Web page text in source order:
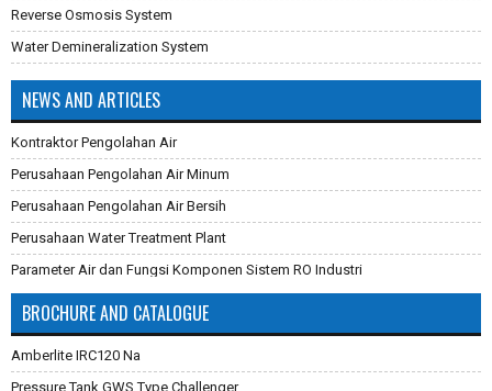
Reverse Osmosis System
Water Demineralization System
NEWS AND ARTICLES
Kontraktor Pengolahan Air
Perusahaan Pengolahan Air Minum
Perusahaan Pengolahan Air Bersih
Perusahaan Water Treatment Plant
Parameter Air dan Fungsi Komponen Sistem RO Industri
Cara Mengganti Karet Membran Pressure Tank
Membran Filtrasi
BROCHURE AND CATALOGUE
Amberlite IRC120 Na
Pressure Tank GWS Type Challenger